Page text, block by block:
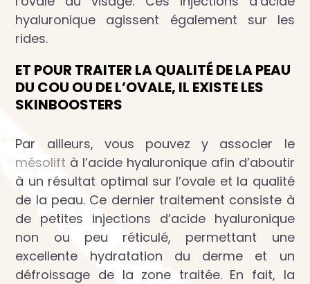
hyaluronique agissent également sur les
rides.
ET POUR TRAITER LA QUALITÉ DE LA PEAU
DU COU OU DE L’OVALE, IL EXISTE LES
SKINBOOSTERS
Par ailleurs, vous pouvez y associer le
mésolift à l’acide hyaluronique afin d’aboutir
à un résultat optimal sur l’ovale et la qualité
de la peau. Ce dernier traitement consiste à
de petites injections d’acide hyaluronique
non ou peu réticulé, permettant une
excellente hydratation du derme et un
défroissage de la zone traitée. En fait, la